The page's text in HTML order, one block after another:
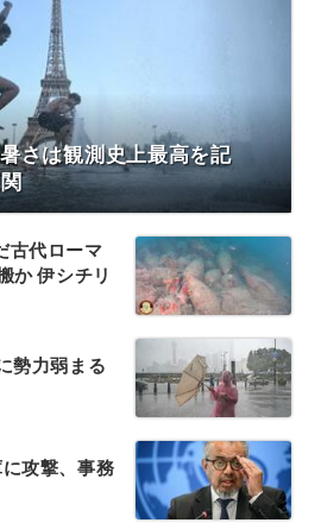
さは観測史上最高を記
古代ローマ
か 伊シチリ
勢力弱まる
攻撃、事務